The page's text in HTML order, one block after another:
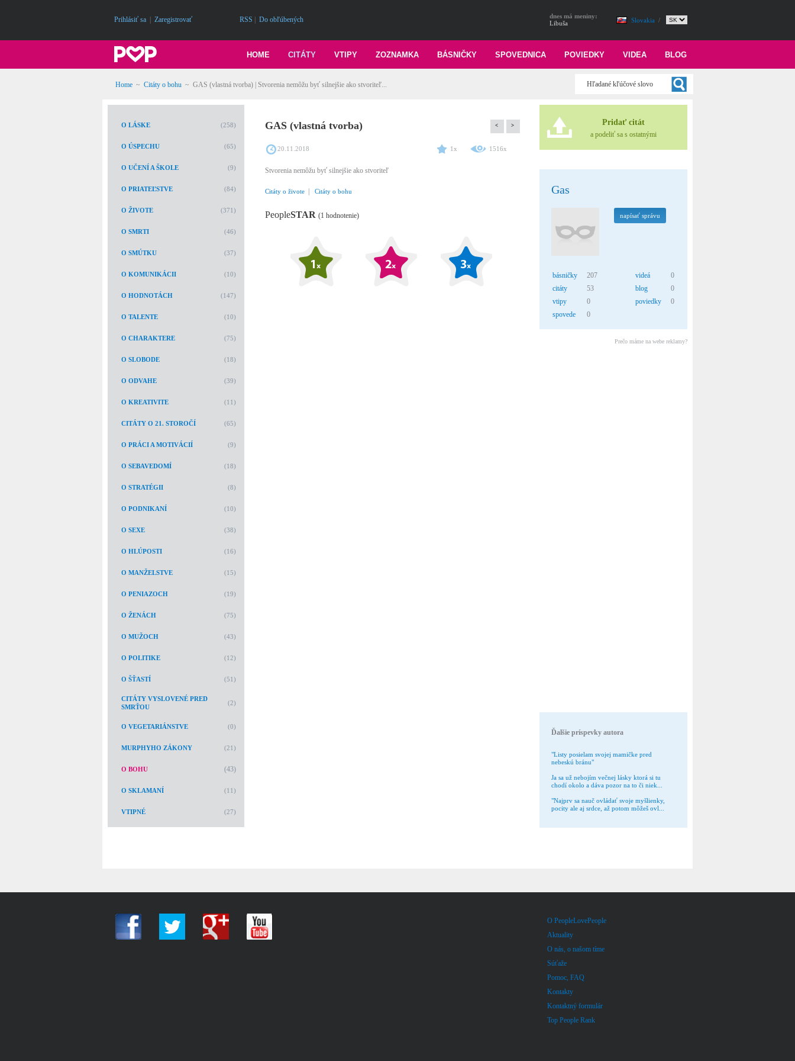
Prihlásiť sa Zaregistrovať RSS Do obľúbených Slovakia /
dnes má meniny:
Libuša
BLOG
VIDEA
POVIEDKY
SPOVEDNICA
BÁSNIČKY
ZOZNAMKA
VTIPY
CITÁTY
HOME
Home ~ Citáty o bohu ~ GAS (vlastná tvorba) | Stvorenia nemôžu byť silnejšie ako stvoriteľ...
O LÁSKE (258)
O ÚSPECHU (65)
O UČENÍ A ŠKOLE (9)
O PRIATEĽSTVE (84)
O ŽIVOTE (371)
O SMRTI (46)
O SMÚTKU (37)
O KOMUNIKÁCII (10)
O HODNOTÁCH (147)
O TALENTE (10)
O CHARAKTERE (75)
O SLOBODE (18)
O ODVAHE (39)
O KREATIVITE (11)
CITÁTY O 21. STOROČÍ (65)
O PRÁCI A MOTIVÁCIÍ (9)
O SEBAVEDOMÍ (18)
O STRATÉGII (8)
O PODNIKANÍ (10)
O SEXE (38)
O HLÚPOSTI (16)
O MANŽELSTVE (15)
O PENIAZOCH (19)
O ŽENÁCH (75)
O MUŽOCH (43)
O POLITIKE (12)
O ŠŤASTÍ (51)
CITÁTY VYSLOVENÉ PRED
SMRŤOU
(2)
O VEGETARIÁNSTVE (0)
MURPHYHO ZÁKONY (21)
O BOHU (43)
O SKLAMANÍ (11)
VTIPNÉ (27)
GAS (vlastná tvorba) < >
20.11.2018 1x 1516x
Stvorenia nemôžu byť silnejšie ako stvoriteľ
Citáty o živote Citáty o bohu
PeopleSTAR (1 hodnotenie)
Pridať citát
a podeliť sa s ostatnými
Gas
napísať správu
básničky
207
citáty
53
vtipy
0
spovede
0
videá
0
blog
0
poviedky
0
Prečo máme na webe reklamy?
Ďalšie príspevky autora
"Listy posielam svojej mamičke pred
nebeskú bránu"
Ja sa už nebojím večnej lásky ktorá si tu
chodí okolo a dáva pozor na to či niek...
"Najprv sa nauč ovládať svoje myšlienky,
pocity ale aj srdce, až potom môžeš ovl...
O PeopleLovePeople
Aktuality
O nás, o našom tíme
Súťaže
Pomoc, FAQ
Kontakty
Kontaktný formulár
Top People Rank